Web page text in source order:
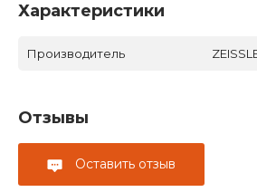
Характеристики
Производитель
Отзывы
Оставить отзыв